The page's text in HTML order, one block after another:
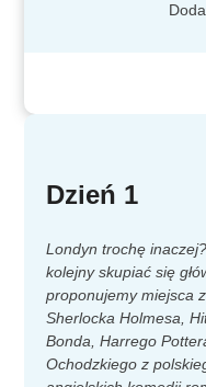
Dzień 1
Londyn trochę
kolejny skupiać się
proponujemy miejsca
Sherlocka Holmesa,
Bonda, Harrego
Ochodzkiego z